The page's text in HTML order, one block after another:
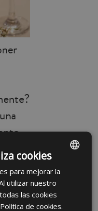
arte
al
SPANISH
INGLÉS
cookies
para mejorar la
utilizar nuestro
las cookies
de cookies.